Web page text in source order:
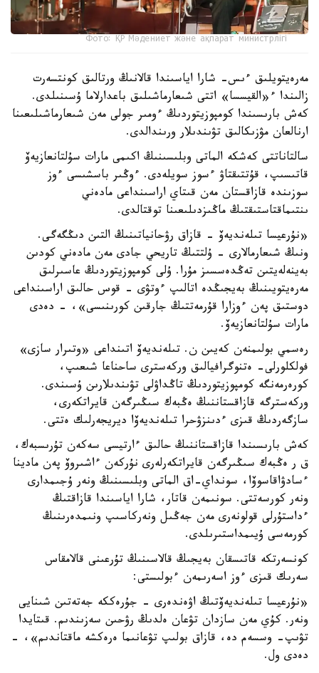
Фото: ҚР Мәдениет және ақпарат министрлігі
مەرەيتويلىق ءىس- شارا اياسىندا قالانىڭ ورتالىق كونتسەرت
زالىندا ء«القيسسا» اتتى شىعارماشىلىق باعدارلاما ۇسىنىلدى.
كەش بارىسىندا كومپوزيتوردىڭ ءومىر جولى مەن شىعارماشىلىعىنا
ارنالعان مۋزىكالىق تۋىندىلار ورىندالدى.
سالتاناتتى كەشكە الماتى وبلىسىنىڭ اكىمى مارات سۇلتانعازيەۆ
قاتىسىپ، قۇتتىقتاۋ ءسوز سويلەدى. ءوڭىر باسشىسى ءوز
سوزىندە قازاقستان مەن قىتاي اراسىنداعى مادەني
ىنتىماقتاستىقتىڭ ماڭىزدىلىعىنا توقتالدى.
«نۇرعيسا تىلەنديەۆ - قازاق رۋحانياتىنىڭ التىن دىڭگەگى.
ونىڭ شىعارمالارى - ۇلتتىڭ تاريحي جادى مەن مادەني كودىن
بەينەلەيتىن تەڭدەسسىز مۇرا. ۇلى كومپوزيتوردىڭ عاسىرلىق
مەرەيتويىنىڭ بەيجىڭدە اتالىپ ءوتۋى - قوس حالىق اراسىنداعى
دوستىق پەن ءوزارا قۇرمەتتىڭ جارقىن كورىنىسى»، - دەدى
مارات سۇلتانعازيەۆ.
رەسمي بولىمنەن كەيىن ن. تىلەنديەۆ اتىنداعى «وتىرار سازى»
فولكلورلى- ەتنوگرافيالىق وركەسترى ساحناعا شىعىپ،
كورەرمەنگە كومپوزيتوردىڭ تاڭداۋلى تۋىندىلارىن ۇسىندى.
وركەسترگە قازاقستاننىڭ ەڭبەك سىڭىرگەن قايراتكەرى،
سازگەردىڭ قىزى ءدىنزۋحرا تىلەنديەۆا ديريجەرلىك ەتتى.
كەش بارىسىندا قازاقستاننىڭ حالىق ءارتيسى سەكەن تۇرىسبەك،
ق ر ەڭبەك سىڭىرگەن قايراتكەرلەرى نۇركەن ءاشىروۆ پەن مادينا
ءسادۋاقاسوۆا، سونداي-اق الماتى وبلىسىنىڭ ونەر ۇجىمدارى
ونەر كورسەتتى. سونىمەن قاتار، شارا اياسىندا قازاقتىڭ
ءداستۇرلى قولونەرى مەن جەڭىل ونەركاسىپ ونىمدەرىنىڭ
كورمەسى ۇيىمداستىرىلدى.
كونسەرتكە قاتىسقان بەيجىڭ قالاسىنىڭ تۇرعىنى قالامقاس
سەرىك قىزى ءوز اسەرىمەن ءبولىستى:
«نۇرعيسا تىلەنديەۆتىڭ اۋەندەرى - جۇرەككە جەتەتىن شىنايى
ونەر. كۇي مەن سازدان تۋعان ەلدىڭ رۋحىن سەزىندىم. قىتايدا
تۋىپ- وسسەم دە، قازاق بولىپ تۋعانىما ەرەكشە ماقتاندىم»، -
دەدى ول.